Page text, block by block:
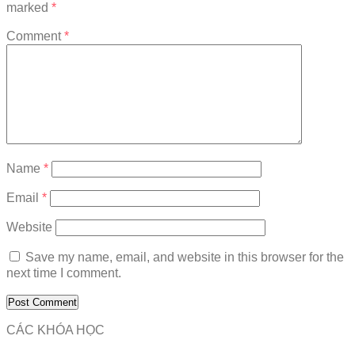
marked *
Comment*
Name *
Email *
Website
Save my name, email, and website in this browser for the
next time I comment.
CÁC KHÓA HỌC